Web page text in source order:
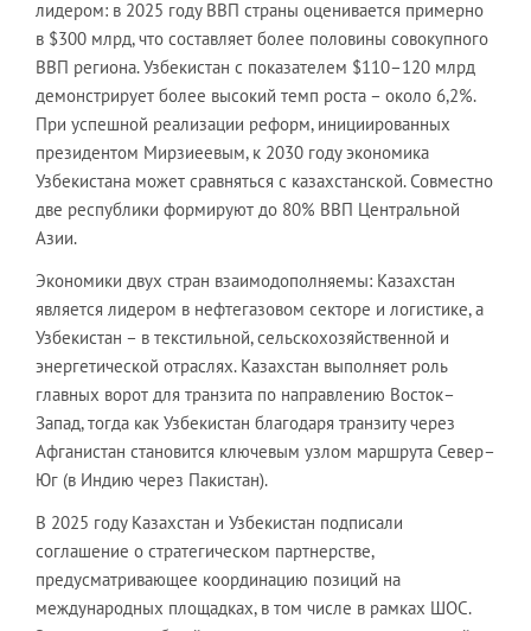
лидером: в 2025 году ВВП страны оценивается примерно
в $300 млрд, что составляет более половины совокупного
ВВП региона. Узбекистан с показателем $110–120 млрд
демонстрирует более высокий темп роста – около 6,2%.
При успешной реализации реформ, инициированных
президентом Мирзиеевым, к 2030 году экономика
Узбекистана может сравняться с казахстанской. Совместно
две республики формируют до 80% ВВП Центральной
Азии.
Экономики двух стран взаимодополняемы: Казахстан
является лидером в нефтегазовом секторе и логистике, а
Узбекистан – в текстильной, сельскохозяйственной и
энергетической отраслях. Казахстан выполняет роль
главных ворот для транзита по направлению Восток–
Запад, тогда как Узбекистан благодаря транзиту через
Афганистан становится ключевым узлом маршрута Север–
Юг (в Индию через Пакистан).
В 2025 году Казахстан и Узбекистан подписали
соглашение о стратегическом партнерстве,
предусматривающее координацию позиций на
международных площадках, в том числе в рамках ШОС.